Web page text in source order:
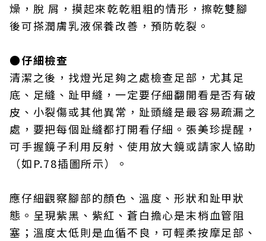
燥，脫 屑，摸起來乾乾粗粗的情形，擦乾雙腳
後可搽潤膚乳液保養改善，預防乾裂。
●仔細檢查
清潔之後，找燈光足夠之處檢查足部，尤其足
底、足縫、趾甲縫，一定要仔細翻開看是否有破
皮、小裂傷或其他異常，趾頭縫是最容易疏漏之
處，要把每個趾縫都打開看仔細。張美珍提醒，
可手握鏡子利用反射、使用放大鏡或請家人協助
（如P.78插圖所示）。
應仔細觀察腳部的顏色、溫度、形狀和趾甲狀
態。呈現紫黑、紫紅、蒼白擔心是末梢血管阻
塞；溫度太低則是血循不良，可輕柔按摩足部、